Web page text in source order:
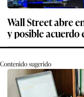
Wall Street abre
y posible acuerdo
Contenido sugerido